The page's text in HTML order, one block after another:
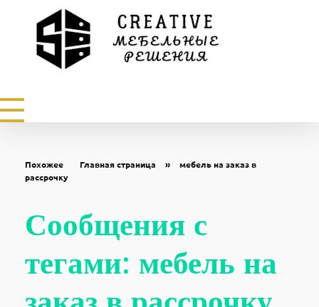
Похожее Главная страница »
мебель на заказ в
рассрочку
Сообщения с
тегами: мебель на